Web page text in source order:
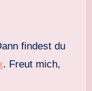
findest du
. Freut mich,